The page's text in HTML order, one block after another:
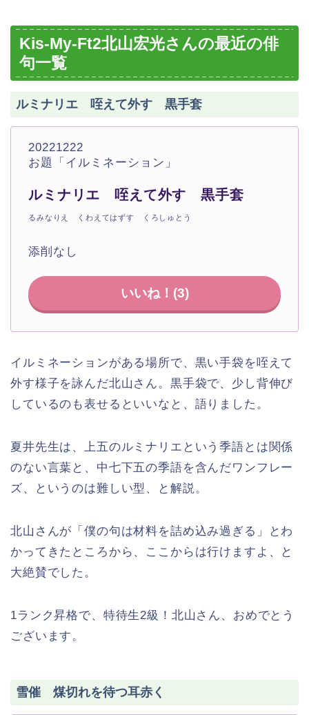
Kis-My-Ft2北山宏光さんの最近の俳
句一覧
ルミナリエ 咥えて外す 黒手套
20221222
お題「イルミネーション」
ルミナリエ 咥えて外す 黒手套
るみなりえ くわえてはずす くろしゅとう
添削なし
いいね！(3)
イルミネーションがある場所で、黒い手袋を咥えて
外す様子を詠んだ北山さん。黒手袋で、少し背伸び
しているのも表せるといいなと、語りました。
夏井先生は、上五のルミナリエという季語とは関係
のない言葉と、中七下五の季語を含んだワンフレー
ズ、というのは難しい型、と解説。
北山さんが「僕の句は材料を詰め込み過ぎる」とわ
かってきたところから、ここからは行けますよ、と
大絶賛でした。
1ランク昇格で、特待生2級！北山さん、おめでとう
ございます。
雪催 煤切れを待つ耳赤く